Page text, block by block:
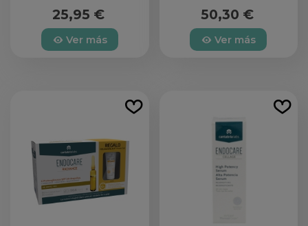
ML
25,95 €
Ver más
OILFREE 30 AMPOLLAS 2
ML
50,30 €
Ver más